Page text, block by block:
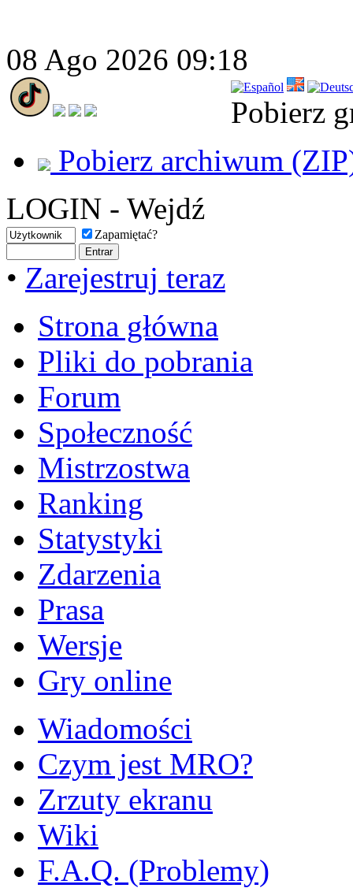
08 Ago 2026 09:18
Pobierz
Pobierz archiwum
LOGIN - Wejdź
Zapamiętać?
• Zarejestruj teraz
Strona główna
Pliki do pobrania
Forum
Społeczność
Mistrzostwa
Ranking
Statystyki
Zdarzenia
Prasa
Wersje
Gry online
Wiadomości
Czym jest MRO?
Zrzuty ekranu
Wiki
F.A.Q. (Problemy)